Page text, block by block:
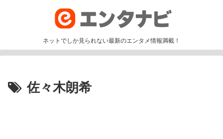
ネットでしか見られない最新のエンタメ情報満載！
佐々木朗希